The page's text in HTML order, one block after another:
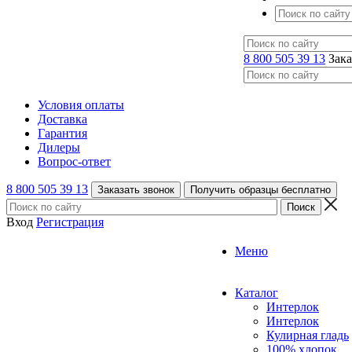
8 800 505 39 13
Условия оплаты
Доставка
Гарантия
Дилеры
Вопрос-ответ
8 800 505 39 13 Заказать звонок Получить образцы бесплатно
Вход Регистрация
Меню
Каталог
Интерлок
Интерлок
Кулирная гладь
100% хлопок